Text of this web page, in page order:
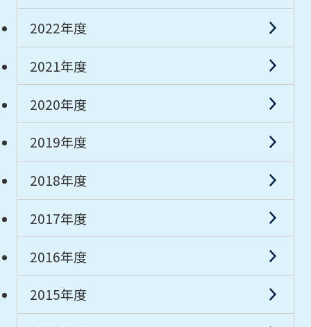
2022年度
2021年度
2020年度
2019年度
2018年度
2017年度
2016年度
2015年度